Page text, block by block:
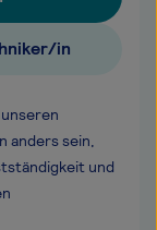
in
anders sein,
und